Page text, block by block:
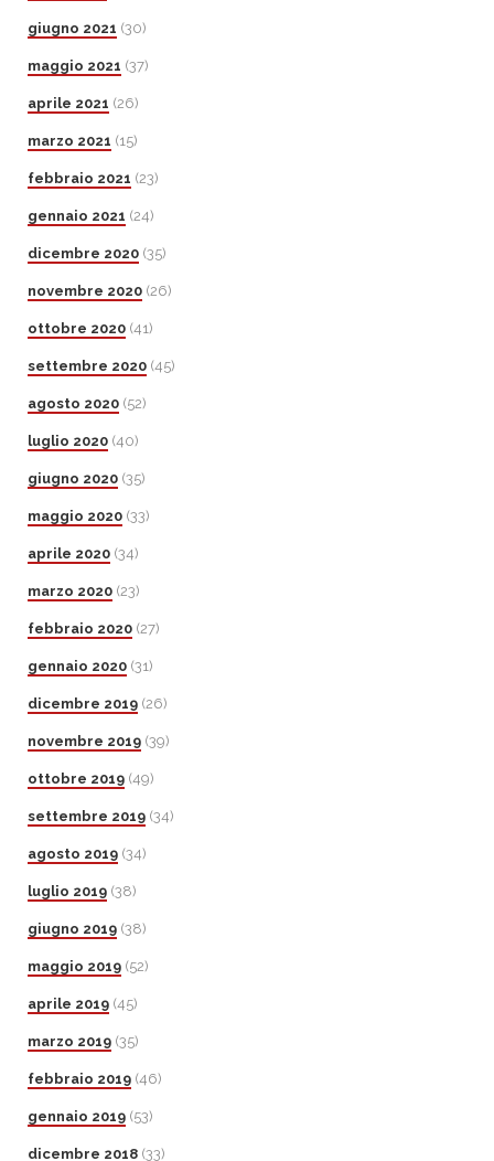
giugno 2021 (30)
maggio 2021 (37)
aprile 2021 (26)
marzo 2021 (15)
febbraio 2021 (23)
gennaio 2021 (24)
dicembre 2020 (35)
novembre 2020 (26)
ottobre 2020 (41)
settembre 2020 (45)
agosto 2020 (52)
luglio 2020 (40)
giugno 2020 (35)
maggio 2020 (33)
aprile 2020 (34)
marzo 2020 (23)
febbraio 2020 (27)
gennaio 2020 (31)
dicembre 2019 (26)
novembre 2019 (39)
ottobre 2019 (49)
settembre 2019 (34)
agosto 2019 (34)
luglio 2019 (38)
giugno 2019 (38)
maggio 2019 (52)
aprile 2019 (45)
marzo 2019 (35)
febbraio 2019 (46)
gennaio 2019 (53)
dicembre 2018 (33)